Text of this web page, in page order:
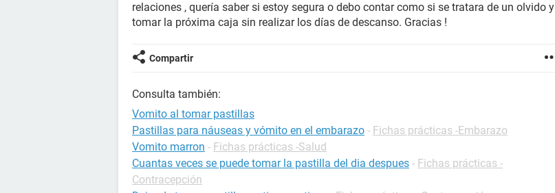
relaciones , quería saber si estoy segura o debo contar como si se tratara de un olvido y
tomar la próxima caja sin realizar los días de descanso. Gracias !
Compartir
Consulta también:
Vomito al tomar pastillas
Pastillas para náuseas y vómito en el embarazo - Fichas prácticas -Embarazo
Vomito marron - Fichas prácticas -Salud
Cuantas veces se puede tomar la pastilla del dia despues - Fichas prácticas -
Contracepción